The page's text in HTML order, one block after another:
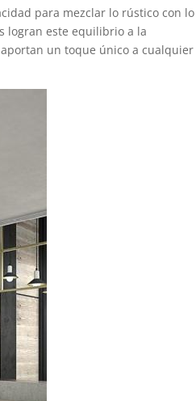
para mezclar lo rústico con lo
logran este equilibrio a la
un toque único a cualquier